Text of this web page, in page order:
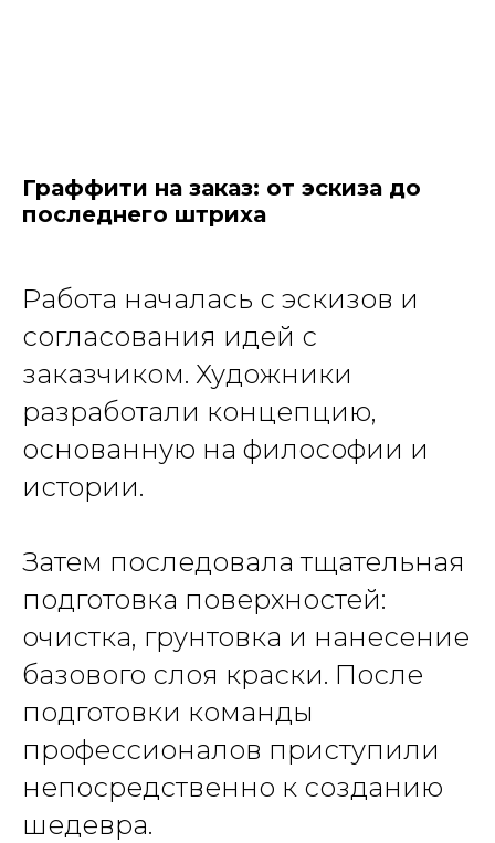
Граффити на заказ: от эскиза до
последнего штриха
Работа началась с эскизов и
согласования идей с
заказчиком. Художники
разработали концепцию,
основанную на философии и
истории.
Затем последовала тщательная
подготовка поверхностей:
очистка, грунтовка и нанесение
базового слоя краски. После
подготовки команды
профессионалов приступили
непосредственно к созданию
шедевра.